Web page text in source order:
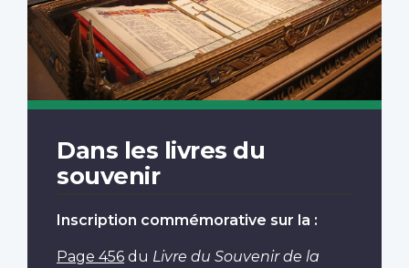
Dans les livres du
souvenir
Inscription commémorative sur la :
Page 456 du Livre du Souvenir de la